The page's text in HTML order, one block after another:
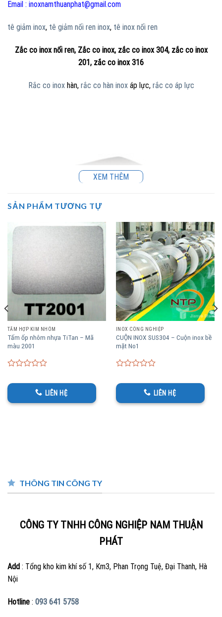
Email : inoxnamthuanphat@gmail.com
tê giảm inox, tê giảm nối ren inox, tê inox nối ren
Zắc co inox nối ren, Zắc co inox, zắc co inox 304, zắc co inox
201, zắc co inox 316
Rắc co inoxhàn, rắc co hàn inoxáp lực, rắc co áp lực
XEM THÊM
SẢN PHẨM TƯƠNG TỰ
TẤM HỢP KIM NHÔM
Tấm ốp nhôm nhựa TiTan – Mã
màu 2001
out
of
5
LIÊN HỆ
INOX CÔNG NGHIỆP
CUỘN INOX SUS304 – Cuộn inox bề
mặt No1
out
of
5
LIÊN HỆ
THÔNG TIN CÔNG TY
CÔNG TY TNHH CÔNG NGHIỆP NAM THUẬN
PHÁT
Add : Tổng kho kim khí số 1, Km3, Phan Trọng Tuệ, Đại Thanh, Hà
Nội
Hotline : 093 641 5758